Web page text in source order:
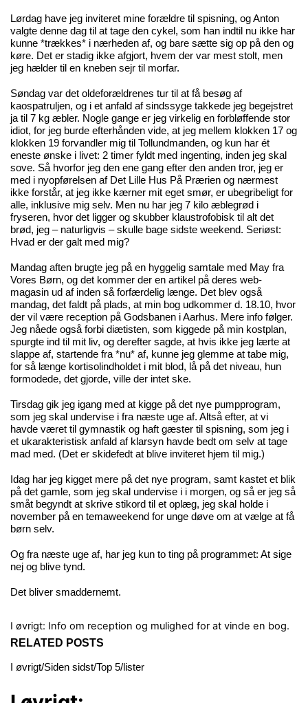
Lørdag have jeg inviteret mine forældre til spisning, og Anton
valgte denne dag til at tage den cykel, som han indtil nu ikke har
kunne *trækkes* i nærheden af, og bare sætte sig op på den og
køre. Det er stadig ikke afgjort, hvem der var mest stolt, men
jeg hælder til en kneben sejr til morfar.
Søndag var det oldeforældrenes tur til at få besøg af
kaospatruljen, og i et anfald af sindssyge takkede jeg begejstret
ja til 7 kg æbler. Nogle gange er jeg virkelig en forbløffende stor
idiot, for jeg burde efterhånden vide, at jeg mellem klokken 17 og
klokken 19 forvandler mig til Tollundmanden, og kun har ét
eneste ønske i livet: 2 timer fyldt med ingenting, inden jeg skal
sove. Så hvorfor jeg den ene gang efter den anden tror, jeg er
med i nyopførelsen af Det Lille Hus På Prærien og nærmest
ikke forstår, at jeg ikke kærner mit eget smør, er ubegribeligt for
alle, inklusive mig selv. Men nu har jeg 7 kilo æblegrød i
fryseren, hvor det ligger og skubber klaustrofobisk til alt det
brød, jeg – naturligvis – skulle bage sidste weekend. Seriøst:
Hvad er der galt med mig?
Mandag aften brugte jeg på en hyggelig samtale med May fra
Vores Børn, og det kommer der en artikel på deres web-
magasin ud af inden så forfærdelig længe. Det blev også
mandag, det faldt på plads, at min bog udkommer d. 18.10, hvor
der vil være reception på Godsbanen i Aarhus. Mere info følger.
Jeg nåede også forbi diætisten, som kiggede på min kostplan,
spurgte ind til mit liv, og derefter sagde, at hvis ikke jeg lærte at
slappe af, startende fra *nu* af, kunne jeg glemme at tabe mig,
for så længe kortisolindholdet i mit blod, lå på det niveau, hun
formodede, det gjorde, ville der intet ske.
Tirsdag gik jeg igang med at kigge på det nye pumpprogram,
som jeg skal undervise i fra næste uge af. Altså efter, at vi
havde været til gymnastik og haft gæster til spisning, som jeg i
et ukarakteristisk anfald af klarsyn havde bedt om selv at tage
mad med. (Det er skidefedt at blive inviteret hjem til mig.)
Idag har jeg kigget mere på det nye program, samt kastet et blik
på det gamle, som jeg skal undervise i i morgen, og så er jeg så
småt begyndt at skrive stikord til et oplæg, jeg skal holde i
november på en temaweekend for unge døve om at vælge at få
børn selv.
Og fra næste uge af, har jeg kun to ting på programmet: At sige
nej og blive tynd.
Det bliver smaddernemt.
I øvrigt: Info om reception og mulighed for at vinde en bog.
RELATED POSTS
I øvrigt/Siden sidst/Top 5/lister